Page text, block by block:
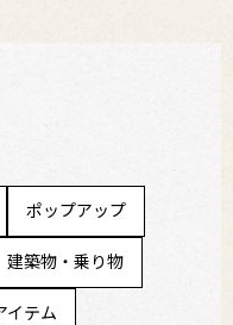
ポップアップ
建築物・乗り物
イテム